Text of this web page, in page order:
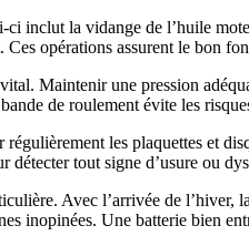
inclut la vidange de l’huile
opérations assurent le bon
Maintenir une pression
de roulement évite les
les plaquettes et
détecter tout signe d’usure ou
Avec l’arrivée de
inopinées. Une batterie bien